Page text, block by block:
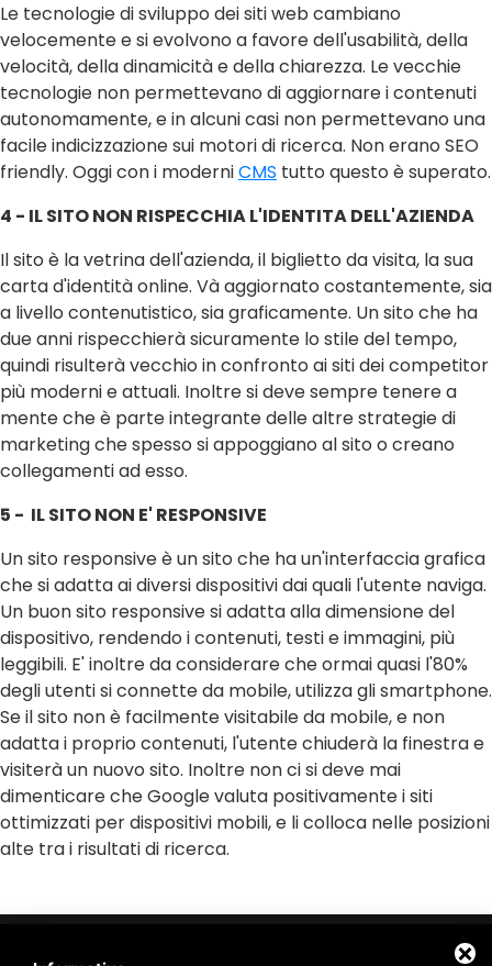
Le tecnologie di sviluppo dei siti web cambiano
velocemente e si evolvono a favore dell'usabilità, della
velocità, della dinamicità e della chiarezza. Le vecchie
tecnologie non permettevano di aggiornare i contenuti
autonomamente, e in alcuni casi non permettevano una
facile indicizzazione sui motori di ricerca. Non erano SEO
friendly. Oggi con i moderniCMS tutto questo è superato.
4 - IL SITO NON RISPECCHIA L'IDENTITA DELL'AZIENDA
Il sito è la vetrina dell'azienda, il biglietto da visita, la sua
carta d'identità online. Và aggiornato costantemente, sia
a livello contenutistico, sia graficamente. Un sito che ha
due anni rispecchierà sicuramente lo stile del tempo,
quindi risulterà vecchio in confronto ai siti dei competitor
più moderni e attuali. Inoltre si deve sempre tenere a
mente che è parte integrante delle altre strategie di
marketing che spesso si appoggiano al sito o creano
collegamenti ad esso.
5 - IL SITO NON E' RESPONSIVE
Un sito responsive è un sito che ha un'interfaccia grafica
che si adatta ai diversi dispositivi dai quali l'utente naviga.
Un buon sito responsive si adatta alla dimensione del
dispositivo, rendendo i contenuti, testi e immagini, più
leggibili. E' inoltre da considerare che ormai quasi l'80%
degli utenti si connette da mobile, utilizza gli smartphone.
Se il sito non è facilmente visitabile da mobile, e non
adatta i proprio contenuti, l'utente chiuderà la finestra e
visiterà un nuovo sito. Inoltre non ci si deve mai
dimenticare che Google valuta positivamente i siti
ottimizzati per dispositivi mobili, e li colloca nelle posizioni
alte tra i risultati di ricerca.